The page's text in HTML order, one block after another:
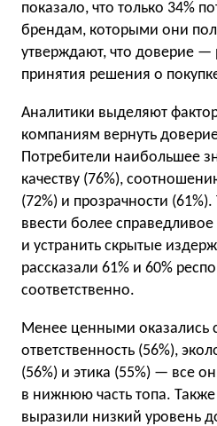
показало, что только 34%
брендам, которыми они
утверждают, что доверие
принятия решения о
Аналитики выделяют
компаниям вернуть
Потребители наибольшее
качеству (76%),
(72%) и прозрачности
ввести более
и устранить скрытые
рассказали 61% и 60%
соответственно.
Менее ценными оказались
ответственность (56%),
(56%) и этика (55%) — все
в нижнюю часть топа.
выразили низкий уровень